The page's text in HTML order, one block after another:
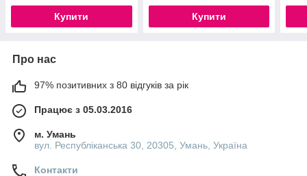
Купити Купити
Про нас
97% позитивних з 80 відгуків за рік
Працює з 05.03.2016
м. Умань
вул. Республіканська 30, 20305, Умань, Україна
Контакти